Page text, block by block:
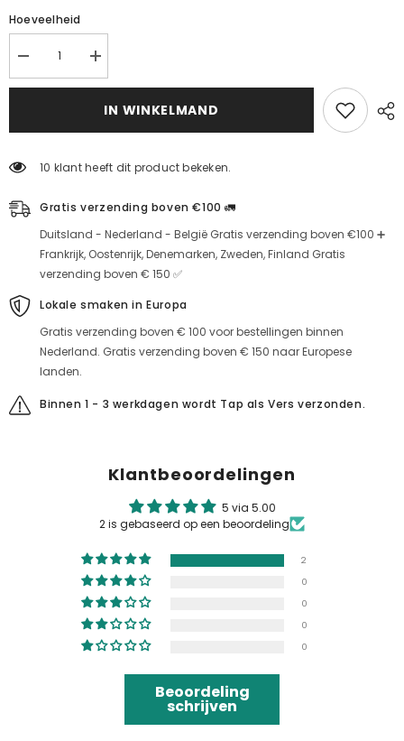
Hoeveelheid
Verminder
de
hoeveelheid
geroosterde
(500g)
Verhoog
de
hoeveelheid
voor
dubbel
geroosterde
(500g)
IN WINKELMAND
10 klant heeft dit product bekeken.
Gratis verzending boven €100 🚛
Duitsland - Nederland - België Gratis verzending boven €100 ➕
Frankrijk, Oostenrijk, Denemarken, Zweden, Finland Gratis
verzending boven € 150 ✅
Lokale smaken in Europa
Gratis verzending boven € 100 voor bestellingen binnen
Nederland. Gratis verzending boven € 150 naar Europese
landen.
Binnen 1 - 3 werkdagen wordt Tap als Vers verzonden.
Klantbeoordelingen
5 via 5.00
2 is gebaseerd op een beoordeling
2
0
0
0
0
Beoordeling
schrijven